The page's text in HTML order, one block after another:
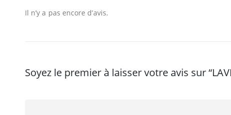
Il n’y a pas encore d’avis.
Soyez le premier à laisser votre avis sur